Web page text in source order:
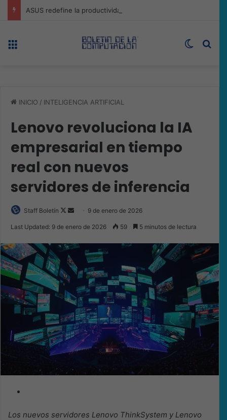
Switch
INICIO / INTELIGENCIA ARTIFICIAL
Lenovo revoluciona la IA
empresarial en tiempo
real con nuevos
servidores de inferencia
Staff Boletín
Follow
Send 9 de enero de 2026
Last Updated: 9 de enero de 2026 59 5 minutos de lectura
Los nuevos servidores Lenovo ThinkSystem y Lenovo